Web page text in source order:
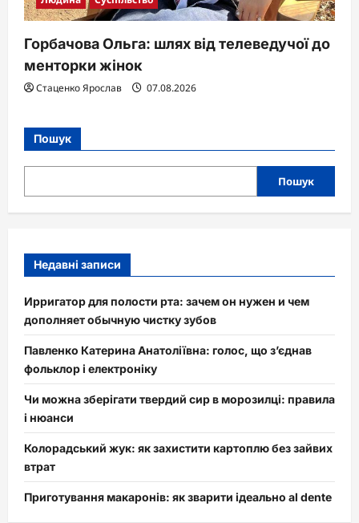
Горбачова Ольга: шлях від телеведучої до
менторки жінок
Стаценко Ярослав 07.08.2026
Пошук
Пошук
Недавні записи
Ирригатор для полости рта: зачем он нужен и чем
дополняет обычную чистку зубов
Павленко Катерина Анатоліївна: голос, що з’єднав
фольклор і електроніку
Чи можна зберігати твердий сир в морозилці: правила
і нюанси
Колорадський жук: як захистити картоплю без зайвих
втрат
Приготування макаронів: як зварити ідеально al dente